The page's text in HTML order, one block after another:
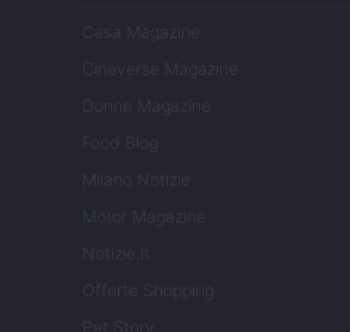
Casa Magazine
Cineverse Magazine
Donne Magazine
Food Blog
Milano Notizie
Motor Magazine
Notizie.it
Offerte Shopping
Pet Story